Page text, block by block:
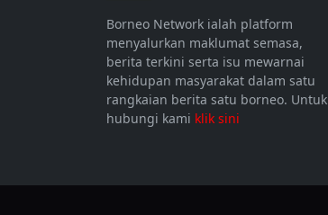
Borneo Network ialah platform
menyalurkan maklumat semasa,
berita terkini serta isu mewarnai
kehidupan masyarakat dalam satu
rangkaian berita satu borneo. Untuk
hubungi kami klik sini